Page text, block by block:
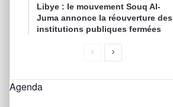
Libye : le mouvement Souq Al-
Juma annonce la réouverture des
institutions publiques fermées
Agenda